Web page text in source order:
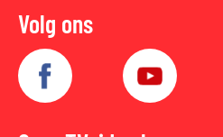
Volg ons